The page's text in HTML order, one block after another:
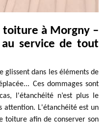
à Morgny –
service de tout
glissent dans les éléments de
Ces dommages sont
l'étanchéité n’est plus le
L'étanchéité est un
toiture afin de conserver son